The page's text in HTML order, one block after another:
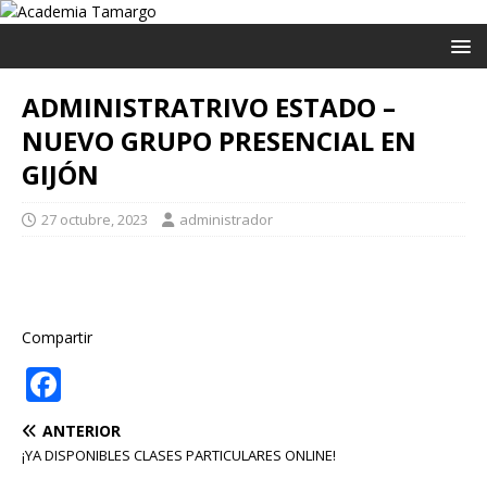
ADMINISTRATRIVO ESTADO –
NUEVO GRUPO PRESENCIAL EN
GIJÓN
27 octubre, 2023 administrador
Compartir
a
c
ANTERIOR
¡YA DISPONIBLES CLASES PARTICULARES ONLINE!